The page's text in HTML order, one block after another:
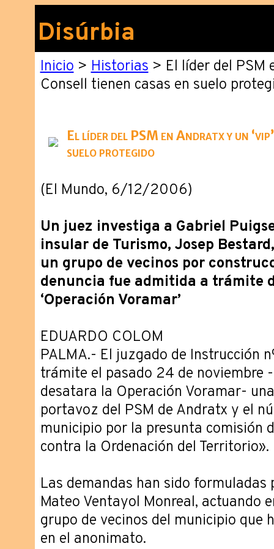
Disúrbia
Inicio>Historias> El líder del PSM
Consell tienen casas en suelo
El líder del PSM en Andratx y un
suelo protegido
(El Mundo, 6/12/2006)
Un juez investiga a Gabriel
insular de Turismo, Josep
un grupo de vecinos por
denuncia fue admitida a trámite
‘Operación Voramar’
EDUARDO COLOM
PALMA.- El juzgado de Instrucción
trámite el pasado 24 de noviembre
desatara la Operación Voramar-
portavoz del PSM de Andratx y el
municipio por la presunta comisión
contra la Ordenación del Territorio».
Las demandas han sido formuladas
Mateo Ventayol Monreal, actuando
grupo de vecinos del municipio que
en el anonimato.